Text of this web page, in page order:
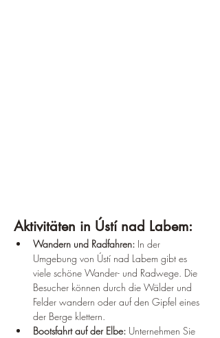
Aktivitäten in Ústí nad Labem:
Wandern und Radfahren: In der
Umgebung von Ústí nad Labem gibt es
viele schöne Wander- und Radwege. Die
Besucher können durch die Wälder und
Felder wandern oder auf den Gipfel eines
der Berge klettern.
Bootsfahrt auf der Elbe: Unternehmen Sie